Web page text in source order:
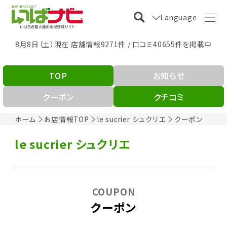
Language
8月8日（土）現在 店舗情報9271件 / 口コミ40655件を掲載中
ホーム お店情報TOP le sucrier シュクリエ クーポン
TOP
お知らせ
クーポン
クチコミ
le sucrier シュクリエ
クーポン
COUPON